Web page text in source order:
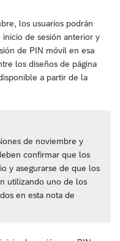
los usuarios podrán
de sesión anterior y
de PIN móvil en esa
los diseños de página
a partir de la
de noviembre y
confirmar que los
y asegurarse de que los
utilizando uno de los
en esta nota de